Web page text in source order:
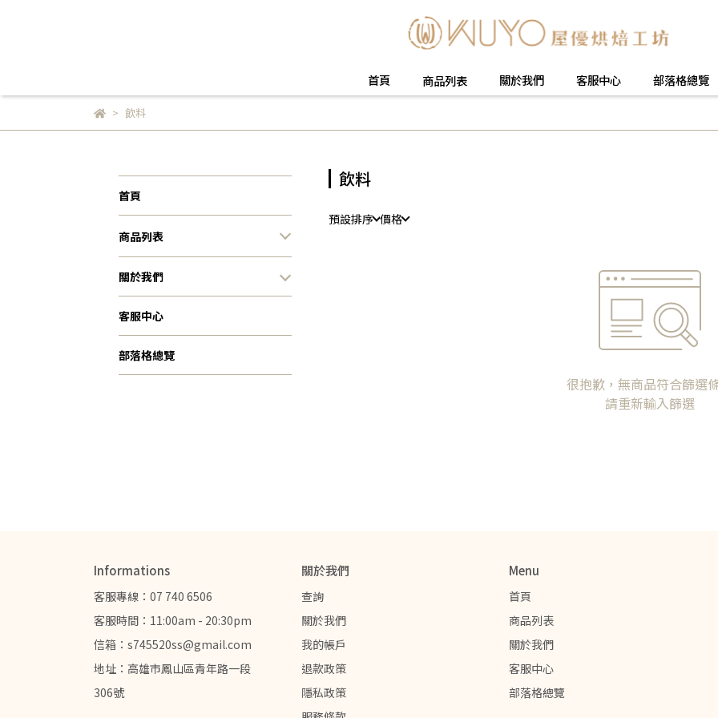
首頁 商品列表 關於我們 客服中心 部落格總覽
飲料
首頁
商品列表
關於我們
客服中心
部落格總覽
飲料
預設排序 價格
很抱歉，無商品符合篩選
請重新輸入篩選
Informations
客服專線：07 740 6506
客服時間：11:00am - 20:30pm
信箱：s745520ss@gmail.com
地址：高雄市鳳山區青年路一段
306號
關於我們
查詢
關於我們
我的帳戶
退款政策
隱私政策
Menu
首頁
商品列表
關於我們
客服中心
部落格總覽